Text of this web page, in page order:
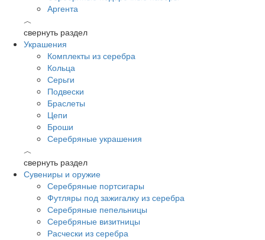
Аргента
︿
свернуть раздел
Украшения
Комплекты из серебра
Кольца
Серьги
Подвески
Браслеты
Цепи
Броши
Серебряные украшения
︿
свернуть раздел
Сувениры и оружие
Серебряные портсигары
Футляры под зажигалку из серебра
Серебряные пепельницы
Серебряные визитницы
Расчески из серебра